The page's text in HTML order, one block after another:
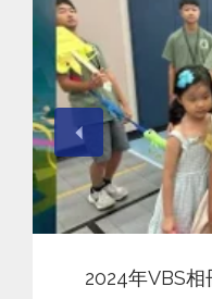
2024年VBS